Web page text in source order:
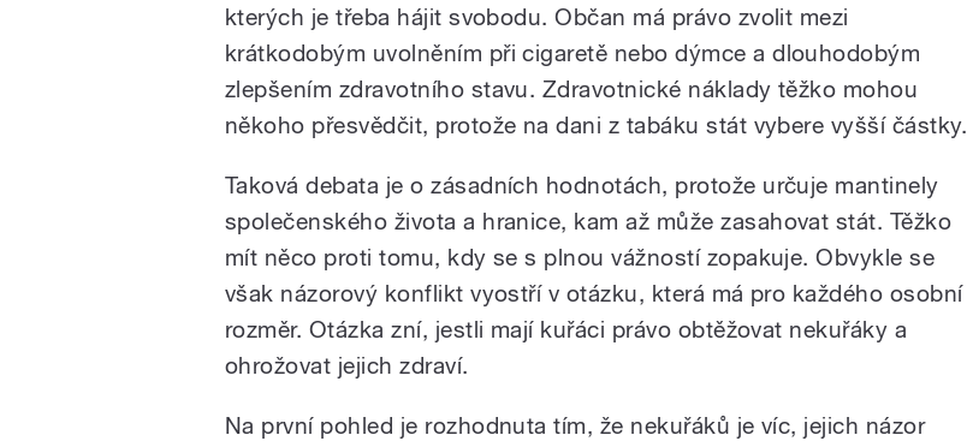
kterých je třeba hájit svobodu. Občan má právo zvolit mezi
krátkodobým uvolněním při cigaretě nebo dýmce a dlouhodobým
zlepšením zdravotního stavu. Zdravotnické náklady těžko mohou
někoho přesvědčit, protože na dani z tabáku stát vybere vyšší částky.
Taková debata je o zásadních hodnotách, protože určuje mantinely
společenského života a hranice, kam až může zasahovat stát. Těžko
mít něco proti tomu, kdy se s plnou vážností zopakuje. Obvykle se
však názorový konflikt vyostří v otázku, která má pro každého osobní
rozměr. Otázka zní, jestli mají kuřáci právo obtěžovat nekuřáky a
ohrožovat jejich zdraví.
Na první pohled je rozhodnuta tím, že nekuřáků je víc, jejich názor